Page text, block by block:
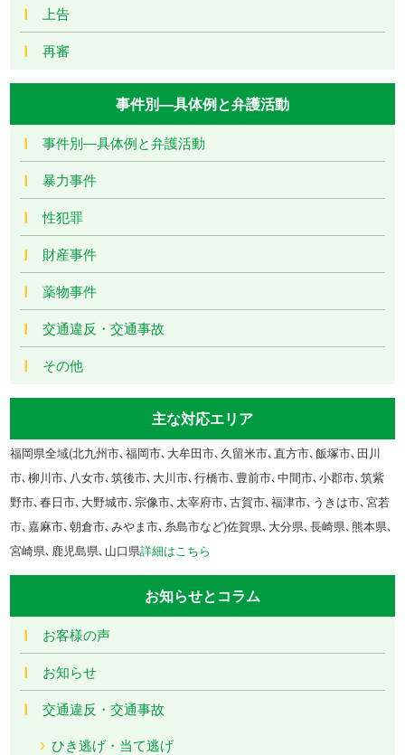
上告
再審
事件別―具体例と弁護活動
事件別―具体例と弁護活動
暴力事件
性犯罪
財産事件
薬物事件
交通違反・交通事故
その他
主な対応エリア
福岡県全域(北九州市､福岡市､大牟田市､久留米市､直方市､飯塚市､田川
市､柳川市､八女市､筑後市､大川市､行橋市､豊前市､中間市､小郡市､筑紫
野市､春日市､大野城市､宗像市､太宰府市､古賀市､福津市､うきは市､宮若
市､嘉麻市､朝倉市､みやま市､糸島市など)佐賀県､大分県､長崎県､熊本県､
宮崎県､鹿児島県､山口県詳細はこちら
お知らせとコラム
お客様の声
お知らせ
交通違反・交通事故
ひき逃げ・当て逃げ